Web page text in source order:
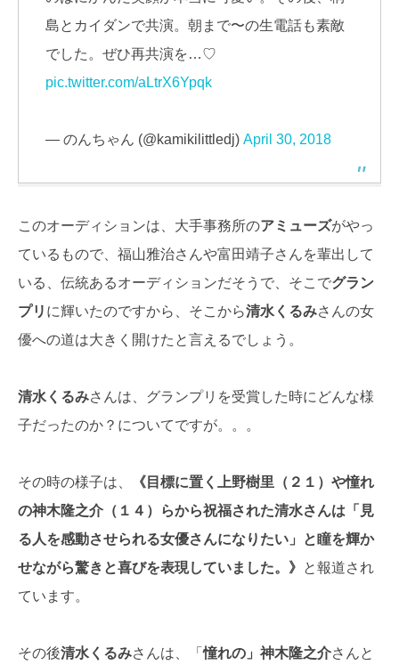
島とカイダンで共演。朝まで〜の生電話も素敵
でした。ぜひ再共演を…♡
pic.twitter.com/aLtrX6Ypqk
— のんちゃん (@kamikilittledj) April 30, 2018
このオーディションは、大手事務所のアミューズがやっ
ているもので、福山雅治さんや富田靖子さんを輩出して
いる、伝統あるオーディションだそうで、そこでグラン
プリ に輝いたのですから、そこから清水くるみさんの女
優への道は大きく開けたと言えるでしょう。
清水くるみさんは、グランプリを受賞した時にどんな様
子だったのか？についてですが。。。
その時の様子は、
《目標に置く上野樹里（２１）や憧れ
の神木隆之介（１４）らから祝福された清水さんは「見
る人を感動させられる女優さんになりたい」と瞳を輝か
せながら驚きと喜びを表現していました。》 と報道され
ています。
その後清水くるみさんは、「憧れの」神木隆之介さんと